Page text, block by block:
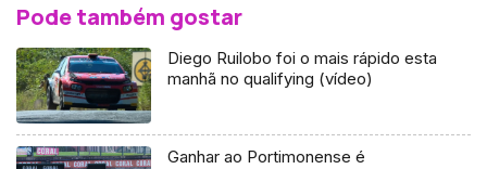
Pode também gostar
Diego Ruilobo foi o mais rápido esta
manhã no qualifying (vídeo)
Ganhar ao Portimonense é